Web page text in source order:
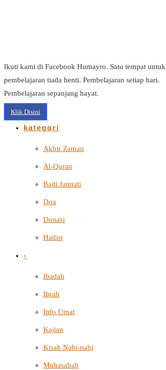
Ikuti kami di Facebook Humayro. Satu tempat untuk
pembelajaran tiada henti. Pembelajaran setiap hari.
Pembelajaran sepanjang hayat.
Klik Disini
kategori
Akhir Zaman
Al-Quran
Baiti Jannati
Doa
Donasi
Hadist
-
Ibadah
Ibrah
Info Umat
Kajian
Kisah Nabi-nabi
Muhasabah